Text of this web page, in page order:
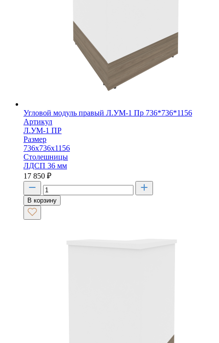
Угловой модуль правый Л.УМ-1 Пр 736*736*1156
Артикул
Л.УМ-1 ПР
Размер
736х736х1156
Столешницы
ЛДСП 36 мм
17 850 ₽
В корзину